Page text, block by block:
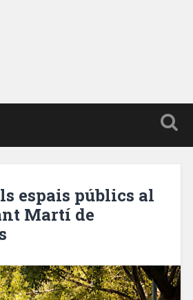
espais públics al
Martí de